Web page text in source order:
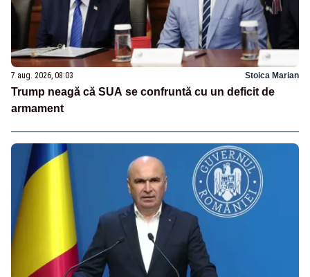
7 aug. 2026, 08:03 Stoica Marian
Trump neagă că SUA se confruntă cu un deficit de
armament